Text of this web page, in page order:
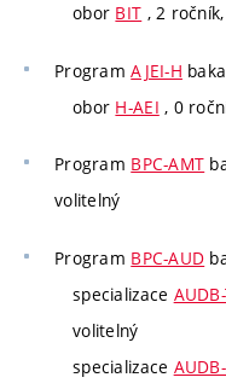
obor BIT , 2
ProgramAJEI-H
obor H-AEI , 0
Program BPC-AMT
volitelný
Program BPC-AUD
specializace
volitelný
specializace